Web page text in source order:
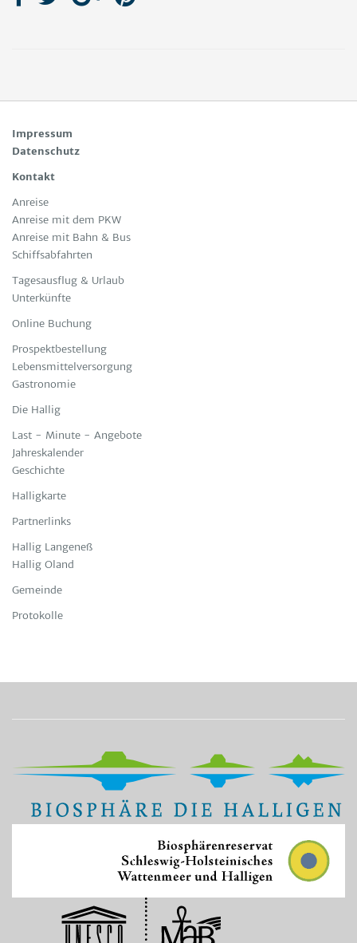
Impressum
Datenschutz
Kontakt
Anreise
Anreise mit dem PKW
Anreise mit Bahn & Bus
Schiffsabfahrten
Tagesausflug & Urlaub
Unterkünfte
Online Buchung
Prospektbestellung
Lebensmittelversorgung
Gastronomie
Die Hallig
Last - Minute - Angebote
Jahreskalender
Geschichte
Halligkarte
Partnerlinks
Hallig Langeneß
Hallig Oland
Gemeinde
Protokolle